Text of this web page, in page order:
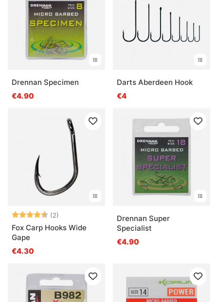
Drennan Specimen
€4.90
Darts Aberdeen Hook
€4
Beoordeling:
(2)
Fox Carp Hooks Wide
Gape
€4.30
Drennan Super
Specialist
€4.90